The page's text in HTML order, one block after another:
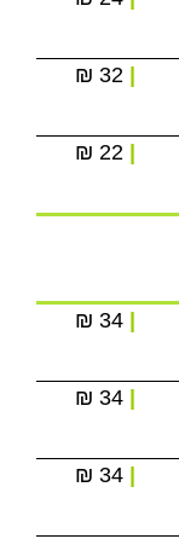
34 ₪
34 ₪
34 ₪
22 ₪
32 ₪